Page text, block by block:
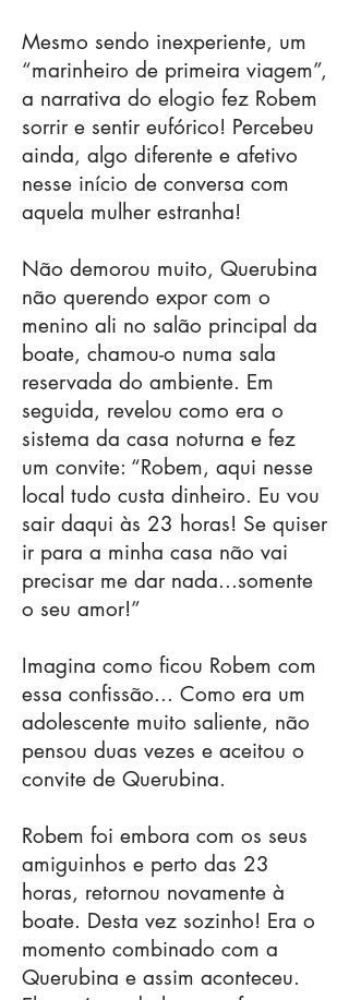
Mesmo sendo inexperiente, um
“marinheiro de primeira viagem”,
a narrativa do elogio fez Robem
sorrir e sentir eufórico! Percebeu
ainda, algo diferente e afetivo
nesse início de conversa com
aquela mulher estranha!
Não demorou muito, Querubina
não querendo expor com o
menino ali no salão principal da
boate, chamou-o numa sala
reservada do ambiente. Em
seguida, revelou como era o
sistema da casa noturna e fez
um convite: “Robem, aqui nesse
local tudo custa dinheiro. Eu vou
sair daqui às 23 horas! Se quiser
ir para a minha casa não vai
precisar me dar nada...somente
o seu amor!”
Imagina como ficou Robem com
essa confissão... Como era um
adolescente muito saliente, não
pensou duas vezes e aceitou o
convite de Querubina.
Robem foi embora com os seus
amiguinhos e perto das 23
horas, retornou novamente à
boate. Desta vez sozinho! Era o
momento combinado com a
Querubina e assim aconteceu.